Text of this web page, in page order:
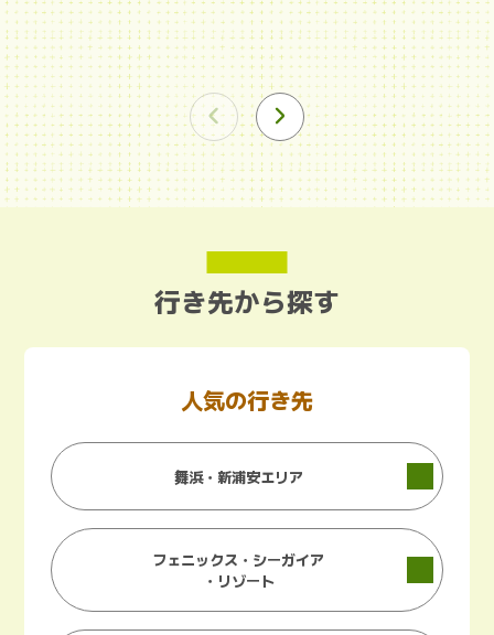
行き先から探す
人気の行き先
舞浜・新浦安エリア
フェニックス・シーガイア
・リゾート